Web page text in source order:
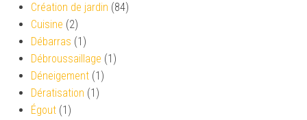
Création de jardin (84)
Cuisine (2)
Débarras (1)
Débroussaillage (1)
Déneigement (1)
Dératisation (1)
Égout (1)